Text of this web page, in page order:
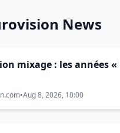
News
mixage : les années «
•Aug 8, 2026, 10:00